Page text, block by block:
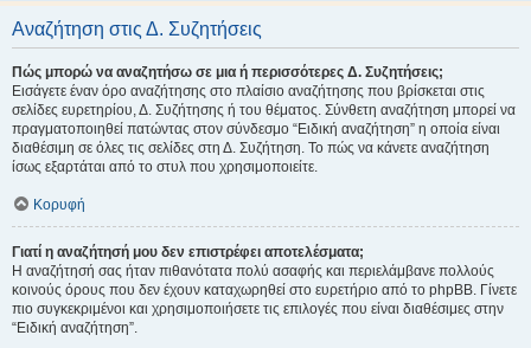
Αναζήτηση στις Δ. Συζητήσεις
Πώς μπορώ να αναζητήσω σε μια ή περισσότερες Δ. Συζητήσεις;
Εισάγετε έναν όρο αναζήτησης στο πλαίσιο αναζήτησης που βρίσκεται στις
σελίδες ευρετηρίου, Δ. Συζήτησης ή του θέματος. Σύνθετη αναζήτηση μπορεί να
πραγματοποιηθεί πατώντας στον σύνδεσμο “Ειδική αναζήτηση” η οποία είναι
διαθέσιμη σε όλες τις σελίδες στη Δ. Συζήτηση. Το πώς να κάνετε αναζήτηση
ίσως εξαρτάται από το στυλ που χρησιμοποιείτε.
Κορυφή
Γιατί η αναζήτησή μου δεν επιστρέφει αποτελέσματα;
Η αναζήτησή σας ήταν πιθανότατα πολύ ασαφής και περιελάμβανε πολλούς
κοινούς όρους που δεν έχουν καταχωρηθεί στο ευρετήριο από το phpBB. Γίνετε
πιο συγκεκριμένοι και χρησιμοποιήσετε τις επιλογές που είναι διαθέσιμες στην
“Ειδική αναζήτηση”.